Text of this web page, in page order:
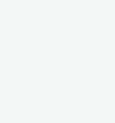
in
mit